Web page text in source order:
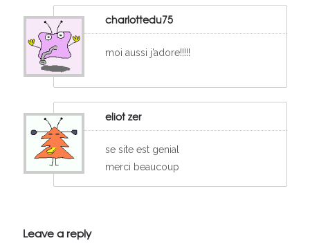
charlottedu75
moi aussi j’adore!!!!!
eliot zer
se site est genial
merci beaucoup
Leave a reply